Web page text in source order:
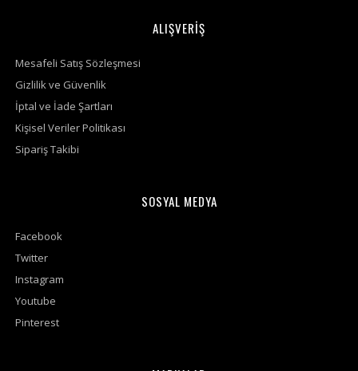
ALIŞVERİŞ
Mesafeli Satış Sözleşmesi
Gizlilik ve Güvenlik
İptal ve İade Şartları
Kişisel Veriler Politikası
Sipariş Takibi
SOSYAL MEDYA
Facebook
Twitter
Instagram
Youtube
Pinterest